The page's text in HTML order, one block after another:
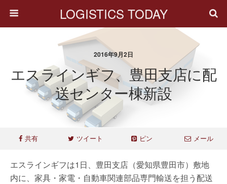
LOGISTICS TODAY
2016年9月2日
エスラインギフ、豊田支店に配
送センター棟新設
共有 ツイート ピン メール
エスラインギフは1日、豊田支店（愛知県豊田市）敷地
内に、家具・家電・自動車関連部品専門輸送を担う配送